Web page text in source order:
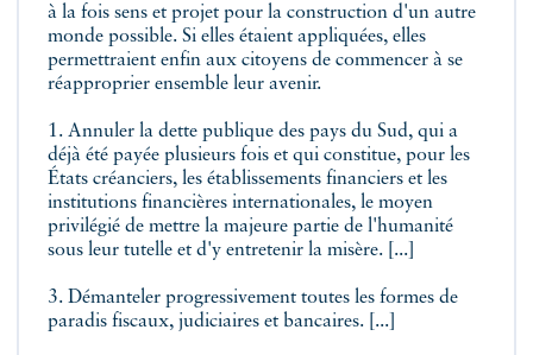
à la fois sens et projet pour la construction d'un autre
monde possible. Si elles étaient appliquées, elles
permettraient enfin aux citoyens de commencer à se
réapproprier ensemble leur avenir.
1. Annuler la dette publique des pays du Sud, qui a
déjà été payée plusieurs fois et qui constitue, pour les
États créanciers, les établissements financiers et les
institutions financières internationales, le moyen
privilégié de mettre la majeure partie de l'humanité
sous leur tutelle et d'y entretenir la misère. [...]
3. Démanteler progressivement toutes les formes de
paradis fiscaux, judiciaires et bancaires. [...]